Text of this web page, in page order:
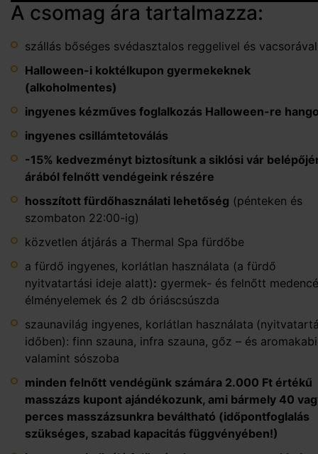
A csomag ára tartalmazza:
szállás bőséges svédasztalos reggelivel és vacsorával
Halloween-i koktélkupon gyermekeknek
(alkoholmentes)
ingyenes kézműves foglalkozás Halloween-re
ingyenes csillámtetoválás
-15% kedvezményt biztosítunk a siklósi vár
árából felnőtt vendégeink részére
hosszított fürdőhasználati lehetőség (pénteken és
szombaton 22:00-ig)
közvetlen átjárás a Thermal Spa fürdőbe
a fürdő ingyenes, korlátlan használata (a fürdő
nyitvatartási ideje alatt): gyermek- és felnőtt
élményelemek és 2 db óriáscsúszda
szaunavilág ingyenes, korlátlan használata
időben): finn szauna, infra szauna, gőz – és
valamint sószoba
minden felnőtt vendégünk számára 2.000 Ft értékű
masszázs kupont ajándékozunk, ami bármely 40
perces masszázsunkra beváltható (időpontfoglalás
szükséges, szabad kapacitás függvényében!)